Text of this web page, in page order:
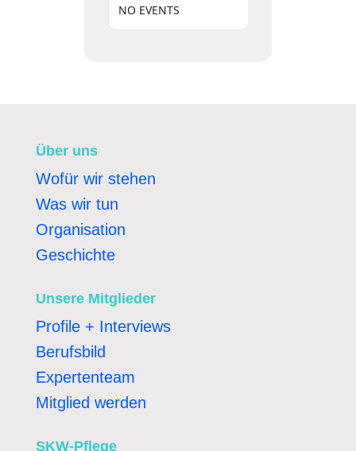
NO EVENTS
Über uns
Wofür wir stehen
Was wir tun
Organisation
Geschichte
Unsere Mitglieder
Profile + Interviews
Berufsbild
Expertenteam
Mitglied werden
SKW-Pflege